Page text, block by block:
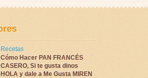
Recetas
Cómo Hacer PAN FRANCÉS
CASERO, Si te gusta dinos
HOLA y dale a Me Gusta MIREN